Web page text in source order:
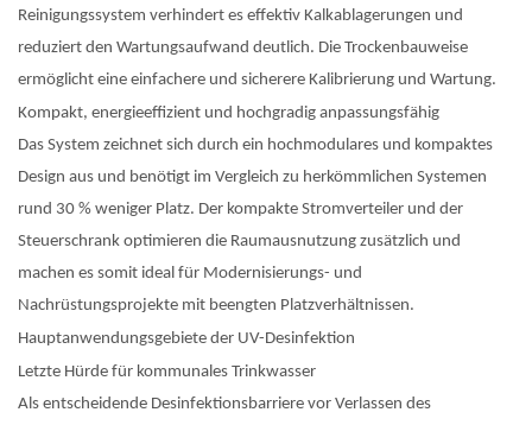
Reinigungssystem verhindert es effektiv Kalkablagerungen und
reduziert den Wartungsaufwand deutlich. Die Trockenbauweise
ermöglicht eine einfachere und sicherere Kalibrierung und Wartung.
Kompakt, energieeffizient und hochgradig anpassungsfähig
Das System zeichnet sich durch ein hochmodulares und kompaktes
Design aus und benötigt im Vergleich zu herkömmlichen Systemen
rund 30 % weniger Platz. Der kompakte Stromverteiler und der
Steuerschrank optimieren die Raumausnutzung zusätzlich und
machen es somit ideal für Modernisierungs- und
Nachrüstungsprojekte mit beengten Platzverhältnissen.
Hauptanwendungsgebiete der UV-Desinfektion
Letzte Hürde für kommunales Trinkwasser
Als entscheidende Desinfektionsbarriere vor Verlassen des